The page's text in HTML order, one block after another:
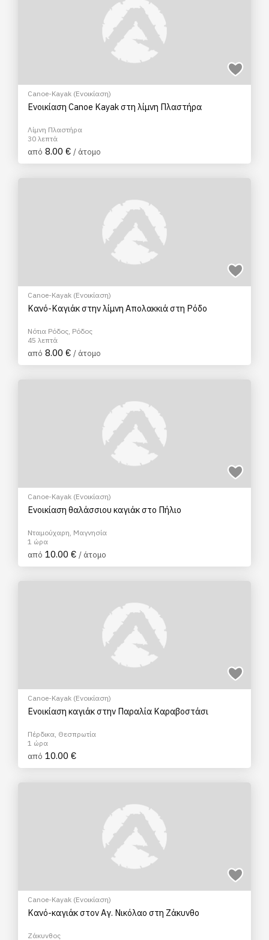
Canoe-Kayak (Ενοικίαση)
Ενοικίαση Canoe Kayak στη λίμνη Πλαστήρα
Λίμνη Πλαστήρα
30 λεπτά
από 8.00 € / άτομο
Canoe-Kayak (Ενοικίαση)
Κανό-Καγιάκ στην λίμνη Απολακκιά στη Ρόδο
Νότια Ρόδος, Ρόδος
45 λεπτά
από 8.00 € / άτομο
Canoe-Kayak (Ενοικίαση)
Ενοικίαση θαλάσσιου καγιάκ στο Πήλιο
Νταμούχαρη, Μαγνησία
1 ώρα
από 10.00 € / άτομο
Canoe-Kayak (Ενοικίαση)
Ενοικίαση καγιάκ στην Παραλία Καραβοστάσι
Πέρδικα, Θεσπρωτία
1 ώρα
από 10.00 €
Canoe-Kayak (Ενοικίαση)
Κανό-καγιάκ στον Αγ. Νικόλαο στη Ζάκυνθο
Ζάκυνθος